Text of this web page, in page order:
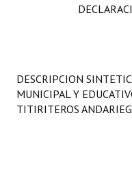
Comisiones Especiales
LEGISLACIÓN
DESCRIPCION
MUNICIPAL Y
TITIRITEROS